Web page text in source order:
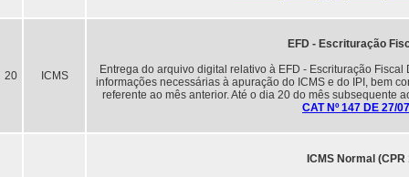
20 ICMS
EFD - Escrituração
Entrega do arquivo digital relativo à EFD - Escrituração
informações necessárias à apuração do ICMS e do IPI, bem
referente ao mês anterior. Até o dia 20 do mês subsequente
CAT Nº 147 DE 27/
ICMS Normal (CPR